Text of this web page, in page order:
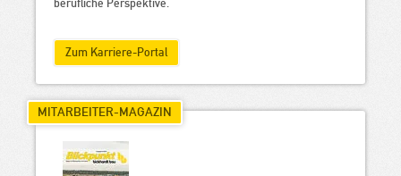
berufliche Perspektive.
Zum Karriere-Portal
MITARBEITER-MAGAZIN